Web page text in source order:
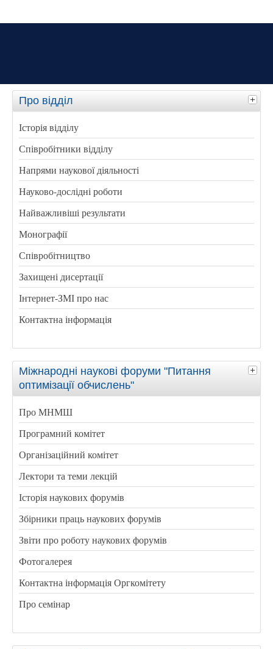
Про відділ
Історія відділу
Співробітники відділу
Напрями наукової діяльності
Науково-дослідні роботи
Найважливіші результати
Монографії
Співробітництво
Захищені дисертації
Інтернет-ЗМІ про нас
Контактна інформація
Міжнародні наукові форуми "Питання
оптимізації обчислень"
Про МНМШ
Програмний комітет
Організаційний комітет
Лектори та теми лекцій
Історія наукових форумів
Збірники праць наукових форумів
Звіти про роботу наукових форумів
Фотогалерея
Контактна інформація Оргкомітету
Про семінар